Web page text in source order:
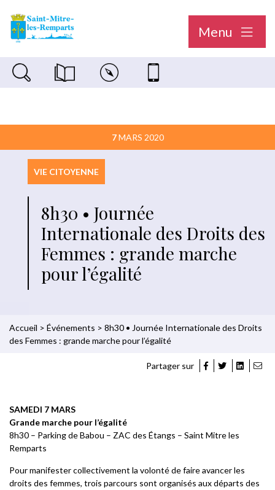
Menu
Recherche sur le siteMagazine municipal "Le Saint-Mitréen"
Carte interactiveNous contacter
7 MARS 2020
VIE CITOYENNE
8h30 • Journée
Internationale des Droits des
Femmes : grande marche
pour l’égalité
Accueil > Événements > 8h30 • Journée Internationale des Droits
des Femmes : grande marche pour l’égalité
Partager sur
SAMEDI 7 MARS
Grande marche pour l’égalité
8h30 – Parking de Babou – ZAC des Étangs – Saint Mitre les
Remparts
Pour manifester collectivement la volonté de faire avancer les
droits des femmes, trois parcours sont organisés aux départs des